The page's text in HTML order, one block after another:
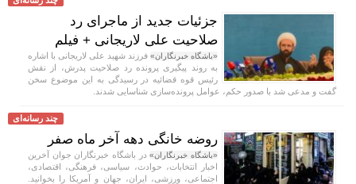
جزئیات جدید از ماجرای رد
صلاحیت علی لاریجانی + فیلم
«باشگاه خبرنگاران» فرزند شهید علی لاریجانی با اشاره
به روند پیگیری پرونده رد صلاحیت پدرش، از نقش
رئیس قوه قضائیه در رسیدگی به این موضوع سخن
گفت و مدعی شد با صدور حکم، عوامل پرونده‌سازی شناسایی شدند.
چند رسانه‌ای
روضه خانگی دهه آخر ماه صفر
«باشگاه خبرنگاران»در باشگاه خبرنگاران جوان آخرین
اخبار انتخابات، حوادث، سیاسی، فرهنگی، اقتصادی،
اجتماعی، ورزشی، ایران، جهان و آمریکا را بخوانید.